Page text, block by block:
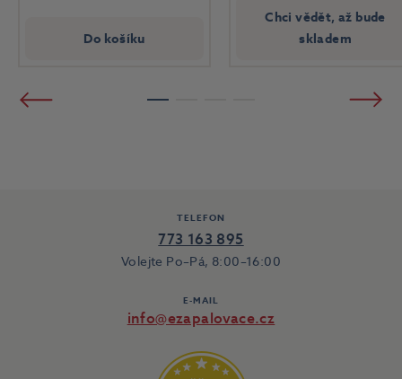
Do košíku
Chci vědět, až bude
skladem
TELEFON
773 163 895
Volejte Po–Pá, 8:00–16:00
E-MAIL
info@ezapalovace.cz